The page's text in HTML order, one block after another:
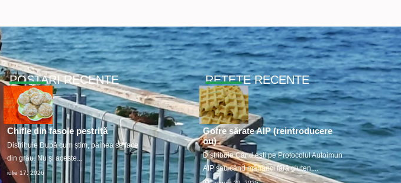
POSTARI RECENTE
Chifle din fasole pestriță
Distribuie După cum știm, pâinea se face
din grâu. Nu și aceste...
iulie 17, 2026
RETETE RECENTE
Gofre sărate AIP (reintroducere
ou)
Distribuie Când ești pe Protocolul Autoimun
AIP sau când mănânci fără gluten,...